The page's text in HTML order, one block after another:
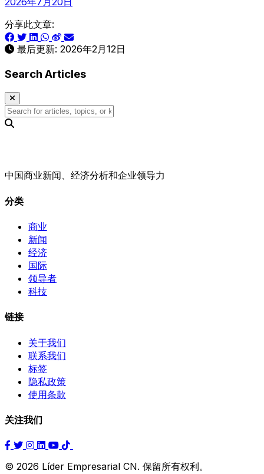
分享此文章:
最后更新: 2026年2月12日
Search Articles
中国商业新闻、经济分析和企业领导力
分类
商业
新闻
经济
国际
领导者
科技
链接
关于我们
联系我们
标签
隐私政策
使用条款
关注我们
© 2026 Líder Empresarial CN. 保留所有权利。